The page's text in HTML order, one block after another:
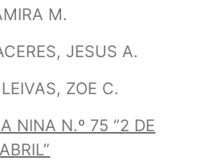
M.
JESUS A.
ZOE C.
NINA N.º 75 “2 DE
ABRIL”